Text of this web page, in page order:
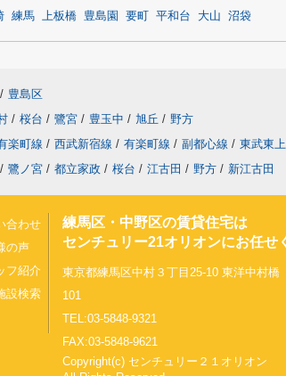
練馬 上板橋 豊島園 要町 平和台 大山 沼袋
/ 豊島区
/ 桜台 / 鷺宮 / 豊玉中 / 旭丘 / 野方
楽町線 / 西武新宿線 / 有楽町線 / 副都心線 / 東武東
/ 鷺ノ宮 / 都立家政 / 桜台 / 江古田 / 野方 / 新江古田
合わせ
の声
フ紹介
設検索
練馬区・中野区の賃貸住宅は
センチュリー21オリオンにお任せ
東京都練馬区中村３丁目25-10 東洋中村橋
101
TEL:03-5848-9321
FAX:03-5848-9621
Copyright(c) センチュリー２１オリオン